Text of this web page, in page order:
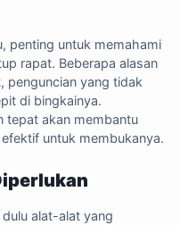
penting untuk memahami
rapat. Beberapa alasan
penguncian yang tidak
di bingkainya.
tepat akan membantu
untuk membukanya.
alat-alat yang